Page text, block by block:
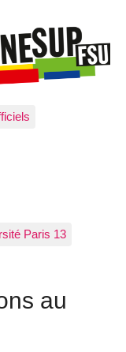
Paris 13
au